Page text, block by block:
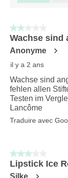
2 sur 5 étoiles.
Wachse sind
Anonyme
il y a 2 ans
Wachse sind
fehlen allen
Testen im
Lancôme
Traduire avec
3 sur 5 étoiles.
Lipstick Ice
Silke